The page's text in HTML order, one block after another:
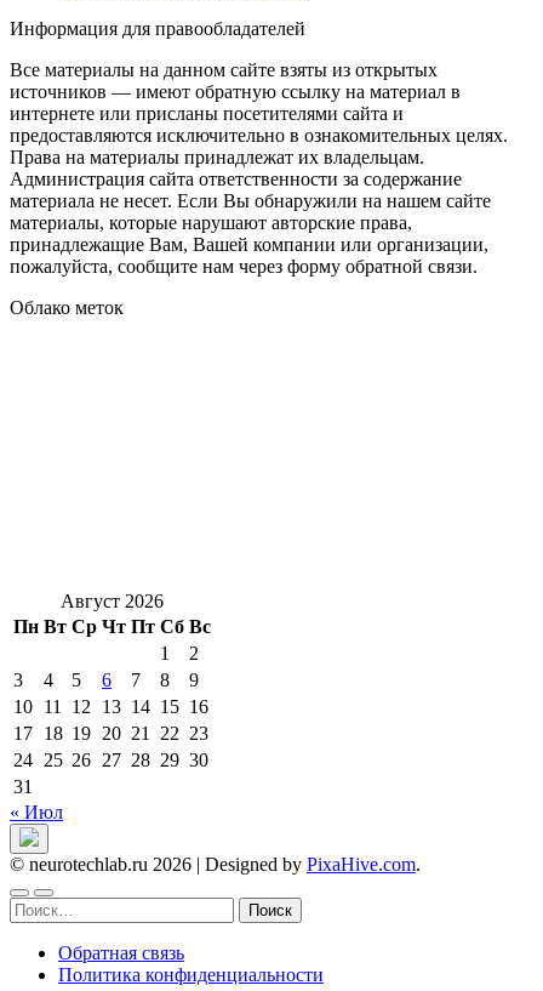
Информация для правообладателей
Все материалы на данном сайте взяты из открытых
источников — имеют обратную ссылку на материал в
интернете или присланы посетителями сайта и
предоставляются исключительно в ознакомительных целях.
Права на материалы принадлежат их владельцам.
Администрация сайта ответственности за содержание
материала не несет. Если Вы обнаружили на нашем сайте
материалы, которые нарушают авторские права,
принадлежащие Вам, Вашей компании или организации,
пожалуйста, сообщите нам через форму обратной связи.
Облако меток
Август 2026
Пн Вт Ср Чт Пт Сб Вс
1
2
3
4 5 6 7 8
9
10 11 12 13 14 15 16
17 18 19 20 21 22 23
24 25 26 27 28 29 30
31
« Июл
© neurotechlab.ru 2026 | Designed by PixaHive.com.
Найти:
Обратная связь
Политика конфиденциальности